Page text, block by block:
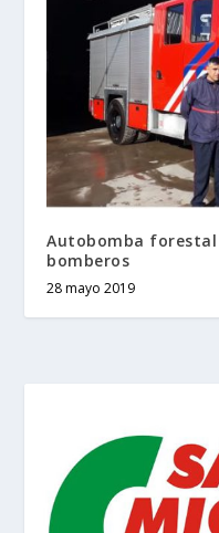
Autobomba
bomberos
28 mayo 2019